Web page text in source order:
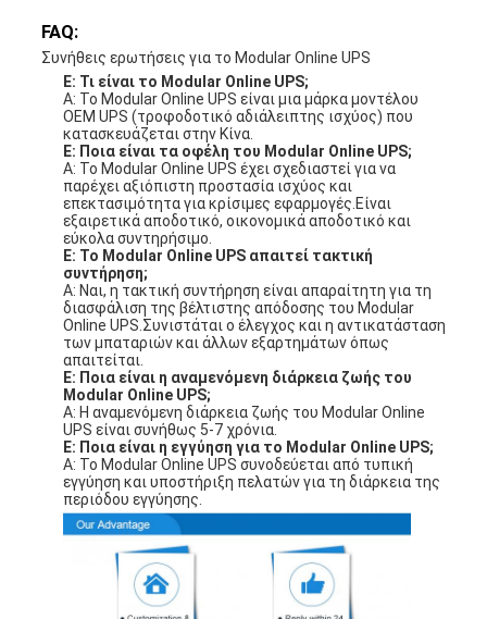
FAQ:
Συνήθεις ερωτήσεις για το Modular Online UPS
Ε: Τι είναι το Modular Online UPS;
Α: Το Modular Online UPS είναι μια μάρκα μοντέλου
OEM UPS (τροφοδοτικό αδιάλειπτης ισχύος) που
κατασκευάζεται στην Κίνα.
Ε: Ποια είναι τα οφέλη του Modular Online UPS;
A: Το Modular Online UPS έχει σχεδιαστεί για να
παρέχει αξιόπιστη προστασία ισχύος και
επεκτασιμότητα για κρίσιμες εφαρμογές.Είναι
εξαιρετικά αποδοτικό, οικονομικά αποδοτικό και
εύκολα συντηρήσιμο.
Ε: Το Modular Online UPS απαιτεί τακτική
συντήρηση;
Α: Ναι, η τακτική συντήρηση είναι απαραίτητη για τη
διασφάλιση της βέλτιστης απόδοσης του Modular
Online UPS.Συνιστάται ο έλεγχος και η αντικατάσταση
των μπαταριών και άλλων εξαρτημάτων όπως
απαιτείται.
Ε: Ποια είναι η αναμενόμενη διάρκεια ζωής του
Modular Online UPS;
Α: Η αναμενόμενη διάρκεια ζωής του Modular Online
UPS είναι συνήθως 5-7 χρόνια.
Ε: Ποια είναι η εγγύηση για το Modular Online UPS;
Α: Το Modular Online UPS συνοδεύεται από τυπική
εγγύηση και υποστήριξη πελατών για τη διάρκεια της
περιόδου εγγύησης.